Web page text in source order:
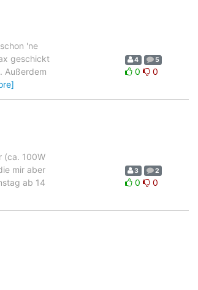
'ne
geschickt
Außerdem
4 5
0 0
(ca. 100W
mir aber
ab 14
3 2
0 0